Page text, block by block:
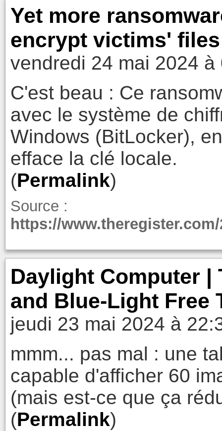
Yet more
encrypt victims' files
vendredi 24 mai 2024 à
C'est beau : Ce
avec le système de
Windows (BitLocker),
efface la clé locale.
(Permalink)
Source :
https://
Daylight Computer |
and Blue-Light Free
jeudi 23 mai 2024 à
mmm... pas mal : une
capable d'afficher 60
(mais est-ce que ça
(Permalink)